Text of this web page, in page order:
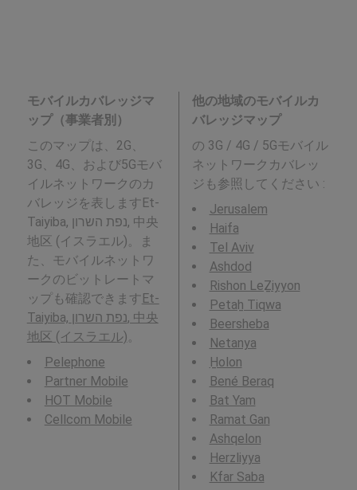
モバイルカバレッジマ
ップ（事業者別）
このマップは、2G、
3G、4G、および5Gモバ
イルネットワークのカ
バレッジを表しますEt-
Taiyiba, נפת השרון, 中央
地区 (イスラエル)。ま
た、モバイルネットワ
ークのビットレートマ
ップも確認できます Et-
Taiyiba, נפת השרון, 中央
地区 (イスラエル) 。
Pelephone
Partner Mobile
HOT Mobile
Cellcom Mobile
他の地域のモバイルカ
バレッジマップ
の 3G / 4G / 5Gモバイル
ネットワークカバレッ
ジも参照してください :
Jerusalem
Haifa
Tel Aviv
Ashdod
Rishon LeẔiyyon
Petaẖ Tiqwa
Beersheba
Netanya
H̱olon
Bené Beraq
Bat Yam
Ramat Gan
Ashqelon
Herzliyya
Kfar Saba